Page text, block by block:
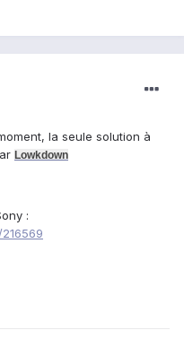
la seule solution à
Lowkdown
: